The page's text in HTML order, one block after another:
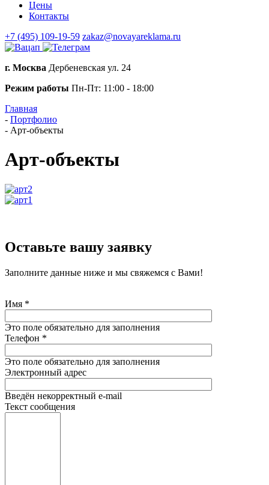
Цены
Контакты
+7 (495) 109-19-59 zakaz@novayareklama.ru
г. Москва Дербеневская ул. 24
Режим работы Пн-Пт: 11:00 - 18:00
Главная
- Портфолио
- Арт-объекты
Арт-объекты
Оставьте вашу заявку
Заполните данные ниже и мы свяжемся с Вами!
Имя *
Это поле обязательно для заполнения
Телефон *
Это поле обязательно для заполнения
Электронный адрес
Введён некорректный e-mail
Текст сообщения